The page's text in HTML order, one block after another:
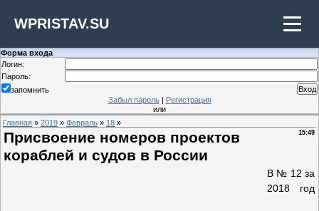
WPRISTAV.SU
Форма входа
Логин:
Пароль:
запомнить
Забыл пароль| Регистрация
или
Главная » 2019 » Февраль » 18 »
15:49
Присвоение номеров проектов
кораблей и судов в России
В № 12 за
2018 год